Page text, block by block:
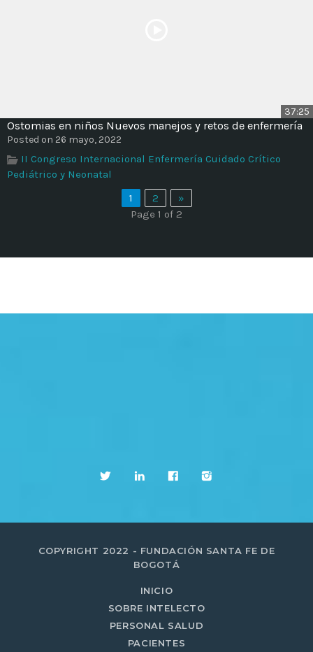
37:25
Ostomias en niños Nuevos manejos y retos de enfermería
Posted on 26 mayo, 2022
II Congreso Internacional Enfermería Cuidado Crítico
Pediátrico y Neonatal
1
2
»
Page 1 of 2
COPYRIGHT 2022 - FUNDACIÓN SANTA FE DE
BOGOTÁ
INICIO
SOBRE INTELECTO
PERSONAL SALUD
PACIENTES